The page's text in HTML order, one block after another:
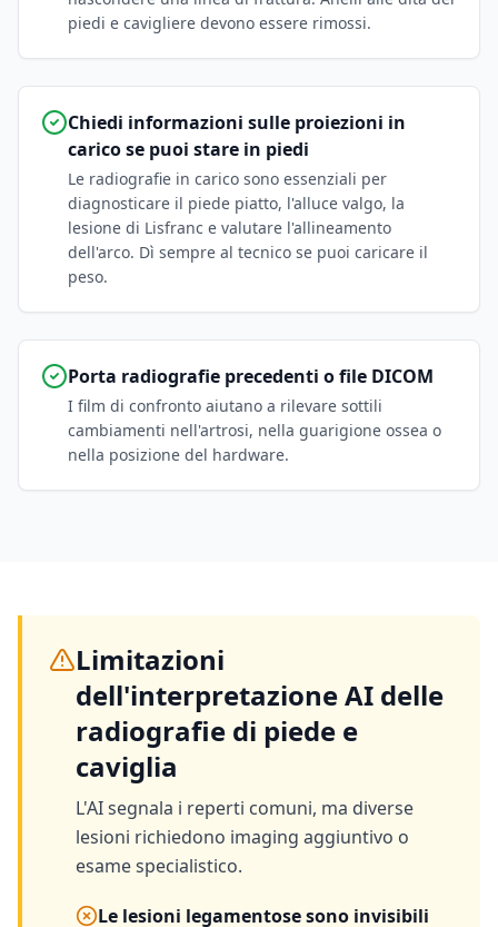
piedi e cavigliere devono essere rimossi.
Chiedi informazioni sulle proiezioni in
carico se puoi stare in piedi
Le radiografie in carico sono essenziali per
diagnosticare il piede piatto, l'alluce valgo, la
lesione di Lisfranc e valutare l'allineamento
dell'arco. Dì sempre al tecnico se puoi caricare il
peso.
Porta radiografie precedenti o file DICOM
I film di confronto aiutano a rilevare sottili
cambiamenti nell'artrosi, nella guarigione ossea o
nella posizione del hardware.
Limitazioni
dell'interpretazione AI delle
radiografie di piede e
caviglia
L'AI segnala i reperti comuni, ma diverse
lesioni richiedono imaging aggiuntivo o
esame specialistico.
Le lesioni legamentose sono invisibili